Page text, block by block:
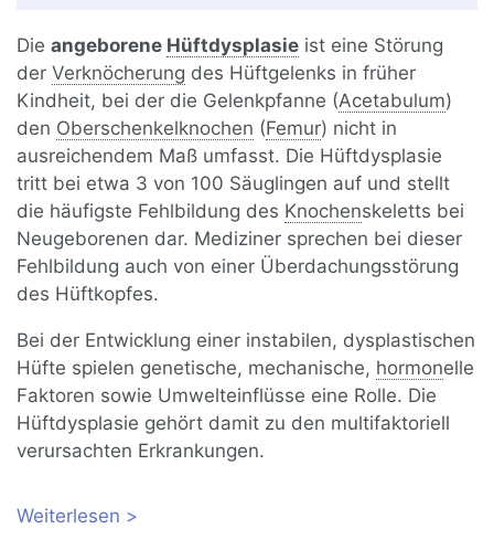
Dieangeborene Hüftdysplasie ist eine Störung
derVerknöcherung des Hüftgelenks in früher
Kindheit, bei der die Gelenkpfanne (Acetabulum)
den Oberschenkelknochen (Femur) nicht in
ausreichendem Maß umfasst. Die Hüftdysplasie
tritt bei etwa 3 von 100 Säuglingen auf und stellt
die häufigste Fehlbildung des Knochenskeletts bei
Neugeborenen dar. Mediziner sprechen bei dieser
Fehlbildung auch von einer Überdachungsstörung
des Hüftkopfes.
Bei der Entwicklung einer instabilen, dysplastischen
Hüfte spielen genetische, mechanische, hormonelle
Faktoren sowie Umwelteinflüsse eine Rolle. Die
Hüftdysplasie gehört damit zu den multifaktoriell
verursachten Erkrankungen.
Weiterlesen über Hüftdysplasie bei Babys: